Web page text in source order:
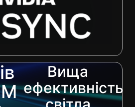
Вища
ефективність